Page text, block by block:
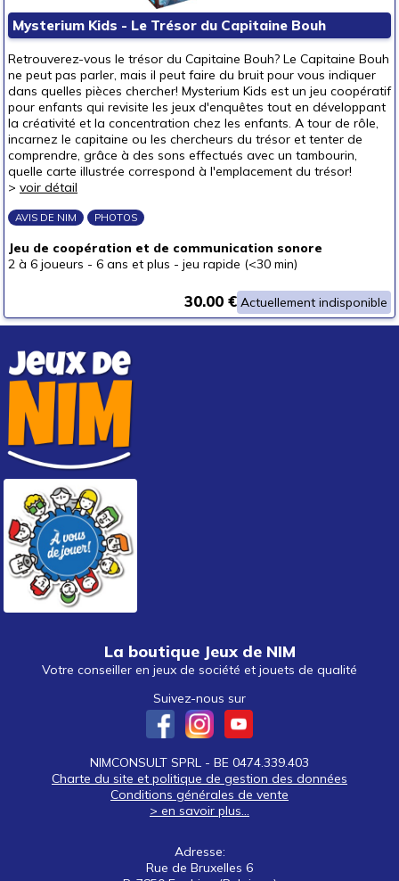
Mysterium Kids - Le Trésor du Capitaine Bouh
Retrouverez-vous le trésor du Capitaine Bouh? Le Capitaine Bouh
ne peut pas parler, mais il peut faire du bruit pour vous indiquer
dans quelles pièces chercher! Mysterium Kids est un jeu coopératif
pour enfants qui revisite les jeux d'enquêtes tout en développant
la créativité et la concentration chez les enfants. A tour de rôle,
incarnez le capitaine ou les chercheurs du trésor et tenter de
comprendre, grâce à des sons effectués avec un tambourin,
quelle carte illustrée correspond à l'emplacement du trésor!
> voir détail
AVIS DE NIM PHOTOS
Jeu de coopération et de communication sonore
2 à 6 joueurs - 6 ans et plus - jeu rapide (<30 min)
Actuellement indisponible
30.00 €
La boutique Jeux de NIM
Votre conseiller en jeux de société et jouets de qualité
Suivez-nous sur
NIMCONSULT SPRL - BE 0474.339.403
Charte du site et politique de gestion des données
Conditions générales de vente
> en savoir plus...
Adresse:
Rue de Bruxelles 6